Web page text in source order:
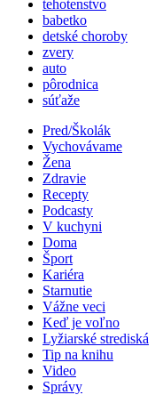
tehotenstvo
babetko
detské choroby
zvery
auto
pôrodnica
súťaže
Pred/Školák
Vychovávame
Žena
Zdravie
Recepty
Podcasty
V kuchyni
Doma
Šport
Kariéra
Starnutie
Vážne veci
Keď je voľno
Lyžiarské strediská
Tip na knihu
Video
Správy